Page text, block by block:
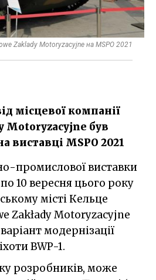
Zaklady Motoryzacyjne на MSPO 2021
місцевої компанії
Motoryzacyjne був
виставці MSPO 2021
10 вересня цього року
місті Кельце
Zakłady Motoryzacyjne
модернізації
BWP-1.
розробників, може